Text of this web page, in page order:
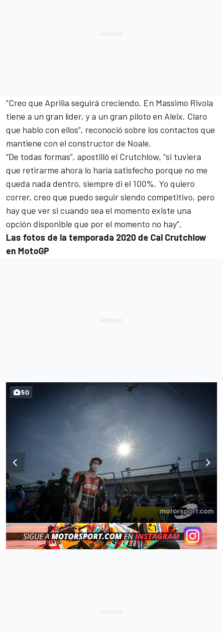
“Creo que Aprilia seguirá creciendo. En Massimo Rivola
tiene a un gran líder, y a un gran piloto en Aleix. Claro
que hablo con ellos”, reconoció sobre los contactos que
mantiene con el constructor de Noale.
“De todas formas”, apostilló el Crutchlow, “si tuviera
que retirarme ahora lo haría satisfecho porque no me
queda nada dentro, siempre di el 100%. Yo quiero
correr, creo que puedo seguir siendo competitivo, pero
hay que ver si cuando sea el momento existe una
opción disponible que por el momento no hay”.
Las fotos de la temporada 2020 de Cal Crutchlow
en MotoGP
50